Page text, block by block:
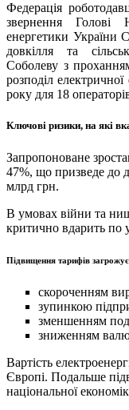
Федерація
звернення
енергетики України
довкілля та
Соболеву з
розподіл
року для 18
Ключові ризики, на які
Запропоноване
47%, що призведе до
млрд грн.
В умовах війни та
критично вдарить по
Підвищення тарифів
скороченням
зупинкою
зменшенням
зниженням
Вартість
Європі. Подальше
національної